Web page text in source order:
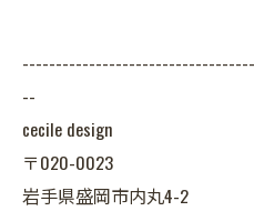
--
cecile design
〒020-0023
岩手県盛岡市内丸4-2